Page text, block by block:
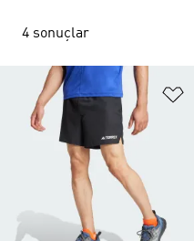
4 sonuçlar